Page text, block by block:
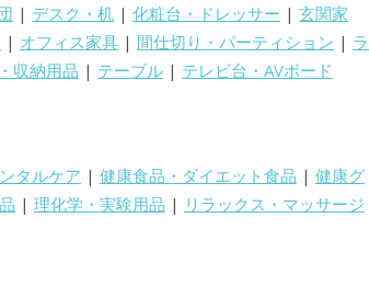
| デスク・机 | 化粧台・ドレッサー | 玄関家
| オフィス家具 | 間仕切り・パーティション | ラ
収納用品 | テーブル | テレビ台・AVボード
タルケア | 健康食品・ダイエット食品 | 健康グ
| 理化学・実験用品 | リラックス・マッサージ